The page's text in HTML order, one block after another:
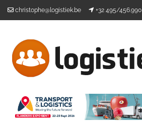
christophe@logistiek.be +32 495/456.990